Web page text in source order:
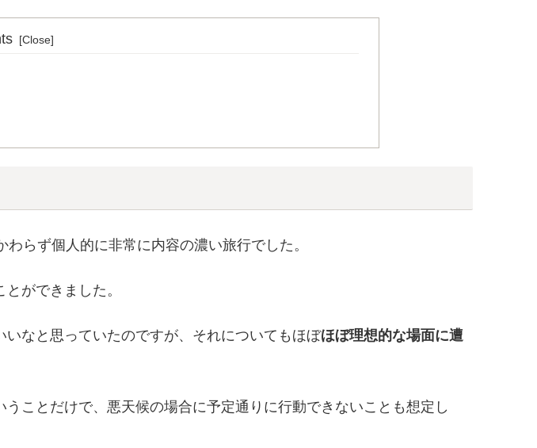
らず個人的に非常に内容の濃い旅行でした。
ができました。
いなと思っていたのですが、それについてもほぼほぼ理想的な場面に遭
ことだけで、悪天候の場合に予定通りに行動できないことも想定し